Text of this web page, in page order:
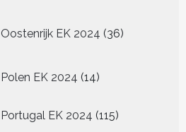
Oostenrijk EK 2024 36
producten
Polen EK 2024 1414
Portugal EK 2024 115115